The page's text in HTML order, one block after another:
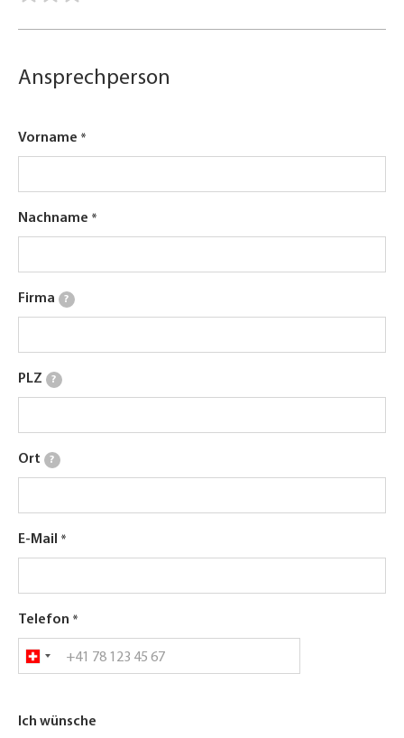
Ansprechperson
Vorname
Nachname
Firma ?
PLZ ?
Ort ?
E-Mail
Telefon
Ich wünsche